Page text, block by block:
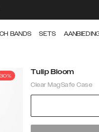
BANDS SETS
30% Tulip Bloom
Clear MagSafe Case